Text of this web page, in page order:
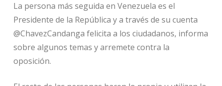
La persona más seguida en Venezuela es el
Presidente de la República y a través de su cuenta
@ChavezCandanga felicita a los ciudadanos, informa
sobre algunos temas y arremete contra la
oposición.